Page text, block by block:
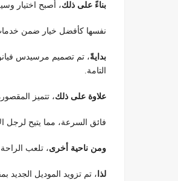
بناءً على ذلك، أصبح اختيار
نفسها كأفضل خيار ضمن خدمات
بدايةً
التامة.
علاوة على ذلك، تتميز
فائق السرعة، مما يتيح لرجل
ومن ناحية أخرى، تلعب
لذا ، تم تزويد الموديل الجديد